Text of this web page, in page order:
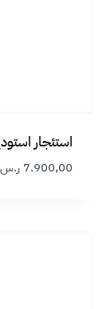
استئجار
7.900,00 ر.س